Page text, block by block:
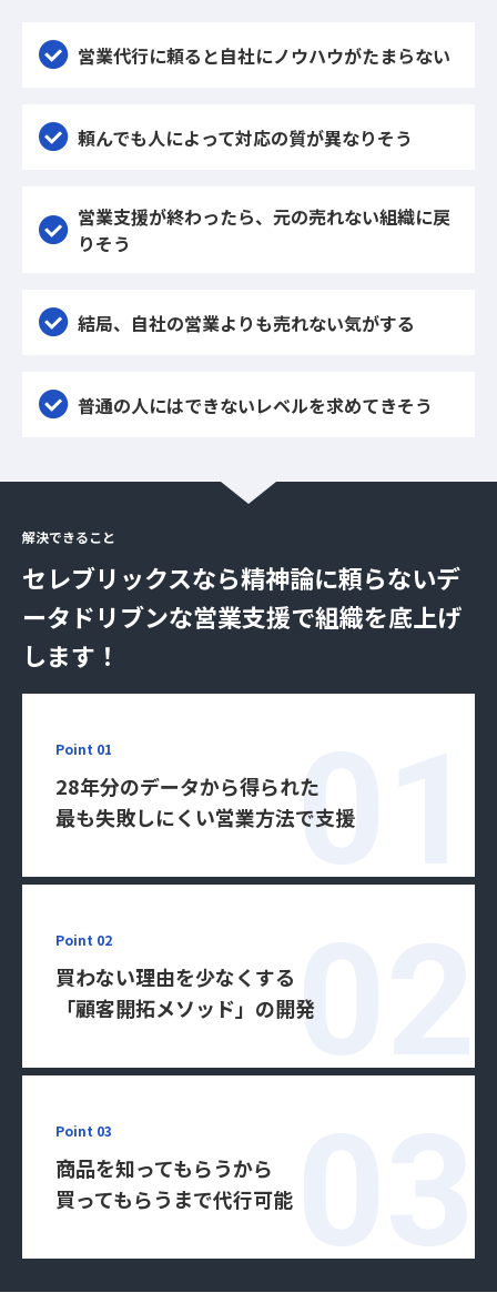
営業代行に頼ると自社にノウハウがたまらない
頼んでも人によって対応の質が異なりそう
営業支援が終わったら、元の売れない組織に戻
りそう
結局、自社の営業よりも売れない気がする
普通の人にはできないレベルを求めてきそう
解決できること
セレブリックスなら精神論に頼らないデ
ータドリブンな営業支援で組織を底上げ
します！
Point 01
28年分のデータから得られた
最も失敗しにくい営業方法で支援
Point 02
買わない理由を少なくする
「顧客開拓メソッド」の開発
Point 03
商品を知ってもらうから
買ってもらうまで代行可能